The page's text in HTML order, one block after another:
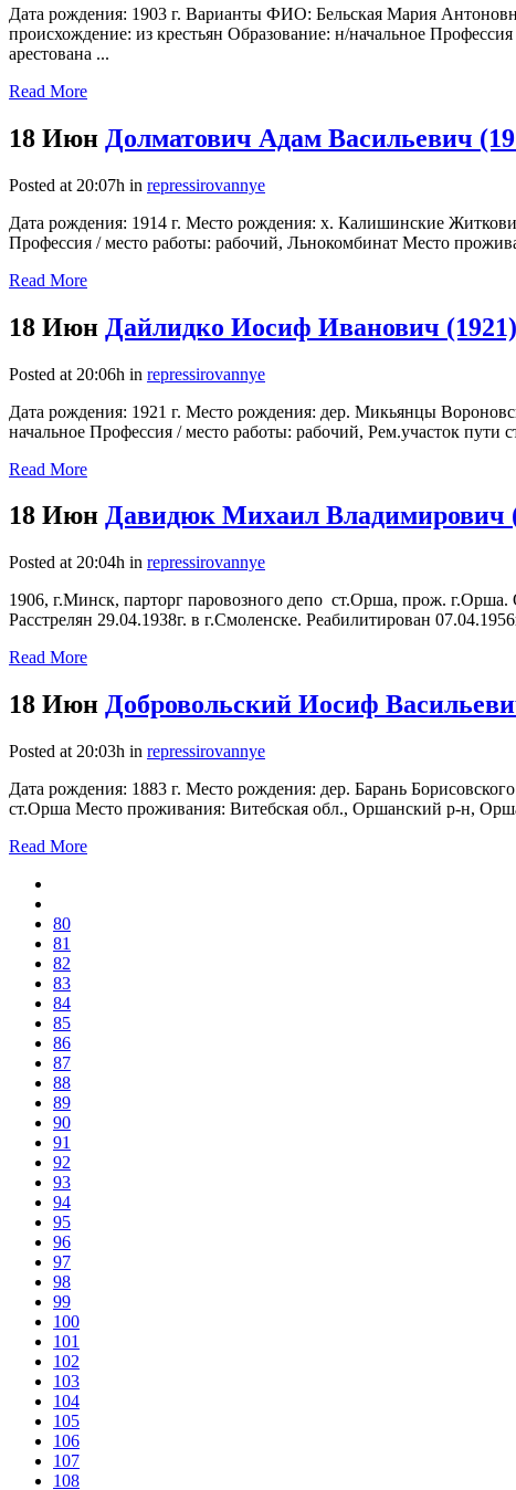
Дата рождения: 1903 г. Варианты ФИО: Бельская Мария
происхождение: из крестьян Образование: н/начальное
арестована ...
Read More
18 Июн Долматович Адам Васильевич
Posted at 20:07h in repressirovannye
Дата рождения: 1914 г. Место рождения: х. Калишинские
Профессия / место работы: рабочий, Льнокомбинат Место
Read More
18 Июн Дайлидко Иосиф Иванович (1921)
Posted at 20:06h in repressirovannye
Дата рождения: 1921 г. Место рождения: дер. Микьянцы
начальное Профессия / место работы: рабочий, Рем.участок
Read More
18 Июн Давидюк Михаил Владимирович
Posted at 20:04h in repressirovannye
1906, г.Минск, парторг паровозного депо ст.Орша, прож.
Расстрелян 29.04.1938г. в г.Смоленске. Реабилитирован
Read More
18 Июн Добровольский Иосиф
Posted at 20:03h in repressirovannye
Дата рождения: 1883 г. Место рождения: дер. Барань
ст.Орша Место проживания: Витебская обл., Оршанский р-н, Орша
Read More
80
81
82
83
84
85
86
87
88
89
90
91
92
93
94
95
96
97
98
99
100
101
102
103
104
105
106
107
108